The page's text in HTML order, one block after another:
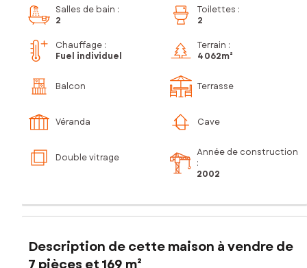
Salles de bain :
2
Toilettes :
2
Chauffage :
Fuel individuel
Terrain :
4 062m²
Balcon Terrasse
Véranda Cave
Double vitrage
Année de construction
:
2002
Description de cette maison à vendre de